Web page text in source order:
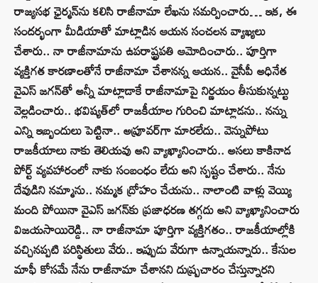
రాజ్యసభ ఛైర్మన్‌ను కలిసి రాజీనామా లేఖను సమర్పించారు… ఇక, ఈ
సందర్భంగా మీడియాతో మాట్లాడిన ఆయన సంచలన వ్యాఖ్యలు
చేశారు.. నా రాజీనామాను ఉపరాష్ట్రపతి ఆమోదించారు.. పూర్తిగా
వ్యక్తిగత కారణాలతోనే రాజీనామా చేశానన్న ఆయన.. వైసీపీ అధినేత
వైఎస్‌ జగన్‌తో అన్నీ మాట్లాడాకే రాజీనామాపై నిర్ణయం తీసుకున్నట్టు
వెల్లడించారు.. భవిష్యత్‌లో రాజకీయాల గురించి మాట్లాడను.. నన్ను
ఎన్ని ఇబ్బందులు పెట్టినా.. అప్రూవర్‌గా మారలేదు.. వెన్నుపోటు
రాజకీయాలు నాకు తెలియవు అని వ్యాఖ్యానించారు.. అసలు కాకినాడ
పోర్ట్‌ వ్యవహారంలో నాకు సంబంధం లేదు అని స్పష్టం చేశారు.. నేను
దేవుడిని నమ్మాను.. నమ్మక ద్రోహం చేయను.. నాలాంటి వాళ్లు వెయ్యి
మంది పోయినా వైఎస్‌ జగన్‌కు ప్రజాధరణ తగ్గదు అని వ్యాఖ్యానించారు
విజయసాయిరెడ్డి.. నా రాజీనామా పూర్తిగా వ్యక్తిగతం.. రాజకీయాల్లోకి
వచ్చినప్పటి పరిస్థితులు వేరు.. ఇప్పుడు వేరుగా ఉన్నాయన్నారు.. కేసుల
మాఫీ కోసమే నేను రాజీనామా చేశానని దుష్ప్రచారం చేస్తున్నారని